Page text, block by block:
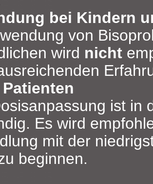
bei Kindern
von
wird nicht
ist in
Es wird
mit der
beginnen.